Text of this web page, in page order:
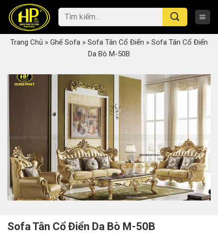
content
Tìm
kiếm:
Trang Chủ » Ghế Sofa » Sofa Tân Cổ Điển » Sofa Tân Cổ Điển
Da Bò M-50B
Sofa Tân Cổ Điển Da Bò M-50B